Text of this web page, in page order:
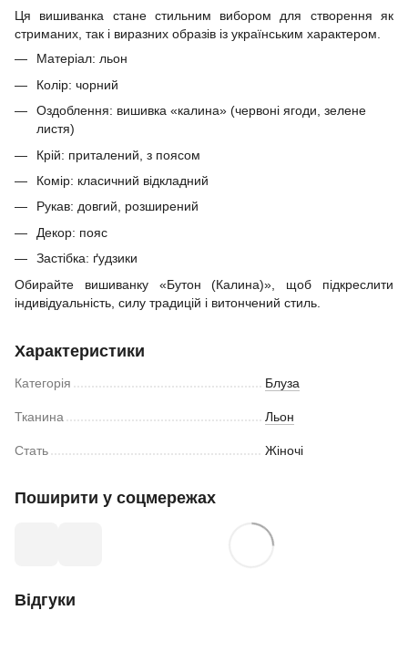
Ця вишиванка стане стильним вибором для створення як
стриманих, так і виразних образів із українським характером.
Матеріал: льон
Колір: чорний
Оздоблення: вишивка «калина» (червоні ягоди, зелене
листя)
Крій: приталений, з поясом
Комір: класичний відкладний
Рукав: довгий, розширений
Декор: пояс
Застібка: ґудзики
Обирайте вишиванку «Бутон (Калина)», щоб підкреслити
індивідуальність, силу традицій і витончений стиль.
Характеристики
Категорія Блуза
Тканина Льон
Стать Жіночі
Поширити у соцмережах
Відгуки